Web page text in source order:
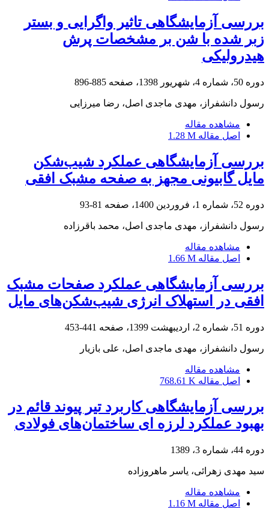
بررسی آزمایشگاهی تاثیر واگرایی و بستر
زبر شده با شن بر مشخصات پرش
هیدرولیکی
دوره 50، شماره 4، شهریور 1398، صفحه 885-896
رسول دانشفراز، مهدی ماجدی اصل، رضا میرزایی
مشاهده مقاله
اصل مقاله 1.28 M
بررسی آزمایشگاهی عملکرد شیب‌شکن
مایل گابیونی مجهز به صفحه مشبک افقی
دوره 52، شماره 1، فروردین 1400، صفحه 81-93
رسول دانشفراز، مهدی ماجدی اصل، محمد باقرزاده
مشاهده مقاله
اصل مقاله 1.66 M
بررسی آزمایشگاهی عملکرد صفحات مشبک
افقی در استهلاک انرژی شیب‌شکن‌های مایل
دوره 51، شماره 2، اردیبهشت 1399، صفحه 441-453
رسول دانشفراز، مهدی ماجدی اصل، علی بازیار
مشاهده مقاله
اصل مقاله 768.61 K
بررسی آزمایشگاهی کاربرد تیر پیوند قائم در
بهبود عملکرد لرزه ای ساختما‌‌ن‌های ‌فولادی
دوره 44، شماره 3، 1389
سید مهدی زهرائی، یاسر ماهروزاده
مشاهده مقاله
اصل مقاله 1.16 M